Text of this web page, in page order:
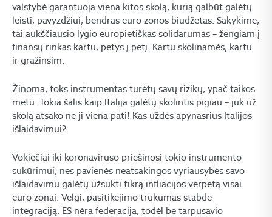
valstybė garantuoja viena kitos skolą, kurią galbūt galėtų
leisti, pavyzdžiui, bendras euro zonos biudžetas. Sakykime,
tai aukščiausio lygio europietiškas solidarumas – žengiam į
finansų rinkas kartu, petys į petį. Kartu skolinamės, kartu
ir grąžinsim.
Žinoma, toks instrumentas turėtų savų rizikų, ypač taikos
metu. Tokia šalis kaip Italija galėtų skolintis pigiau – juk už
skolą atsako ne ji viena pati! Kas uždės apynasrius Italijos
išlaidavimui?
Vokiečiai iki koronaviruso priešinosi tokio instrumento
sukūrimui, nes pavienės neatsakingos vyriausybės savo
išlaidavimu galėtų užsukti tikrą infliacijos verpetą visai
euro zonai. Vėlgi, pasitikėjimo trūkumas stabdė
integraciją. ES nėra federacija, todėl be tarpusavio